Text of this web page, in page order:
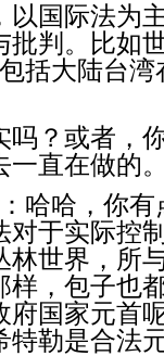
以国际法为
判。比如
括大陆台
吗？或者，
一直在做的
：哈哈，你有
对于实际控
林世界，所
样，包子也
府国家元首
特勒是合法